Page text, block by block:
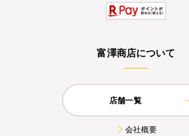
富澤商店について
店舗一覧
会社概要